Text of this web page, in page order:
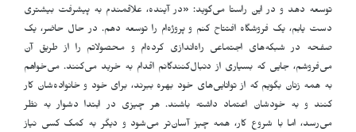
توسعه دهد و در این راستا می‌گوید: «در آینده، علاقمندم به پیشرفت بیشتری
دست یابم، یک فروشگاه افتتاح کنم و پروژه‌ام را توسعه دهم. در حال حاضر، یک
صفحه در شبکه‌های اجتماعی راه‌اندازی کرده‌ام و محصولاتم را از طریق آن
می‌فروشم، جایی که بسیاری از دنبال‌کنندگانم اقدام به خرید می‌کنند. می‌خواهم
به همه زنان بگویم که از توانایی‌های خود بهره ببرند، برای خود و خانواده‌شان کار
کنند و به خودشان اعتماد داشته باشند. هر چیزی در ابتدا دشوار به نظر
می‌رسد، اما با شروع کار، همه چیز آسان‌تر می‌شود و دیگر به کمک کسی نیاز